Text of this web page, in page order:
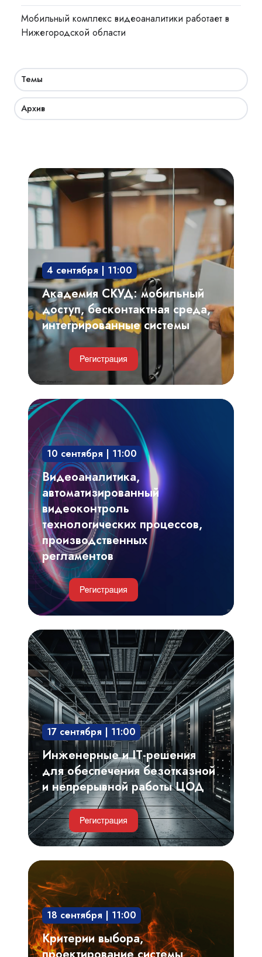
Мобильный комплекс видеоаналитики работает в
Нижегородской области
Темы
Архив
Академия
СКУД:
мобильный
доступ,
бесконтактная
интегрированные
системы
4 сентября | 11:00
Академия СКУД: мобильный
доступ, бесконтактная среда,
интегрированные системы
Видеоаналитика,
автоматизированный
видеоконтроль
технологических
процессов,
производственных
регламентов
10 сентября | 11:00
Видеоаналитика,
автоматизированный
видеоконтроль
технологических процессов,
производственных
регламентов
Инженерные
и
IT-
решения
для
обеспечения
безотказной
и
непрерывной
работы
ЦОД
17 сентября | 11:00
Инженерные и IT-решения
для обеспечения безотказной
и непрерывной работы ЦОД
Критерии
выбора,
проектирование
системы
газового
пожаротушения.
18 сентября | 11:00
Критерии выбора,